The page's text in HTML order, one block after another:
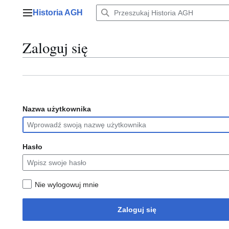
Menu główne
Historia AGH
Zaloguj się
Nazwa użytkownika
Hasło
Nie wylogowuj mnie
Zaloguj się